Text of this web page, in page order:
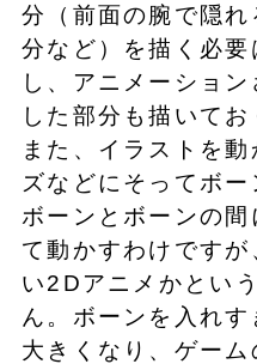
分（前面の腕で隠
分など）を描く必
し、アニメーショ
した部分も描いてお
また、イラストを
ズなどにそってボー
ボーンとボーンの
て動かすわけですが
い2Dアニメかとい
ん。ボーンを入れ
大きくなり、ゲー